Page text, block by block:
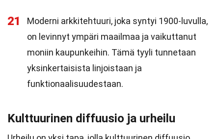
21
Moderni arkkitehtuuri, joka syntyi 1900-luvulla,
on levinnyt ympäri maailmaa ja vaikuttanut
moniin kaupunkeihin. Tämä tyyli tunnetaan
yksinkertaisista linjoistaan ja
funktionaalisuudestaan.
Kulttuurinen diffuusio ja urheilu